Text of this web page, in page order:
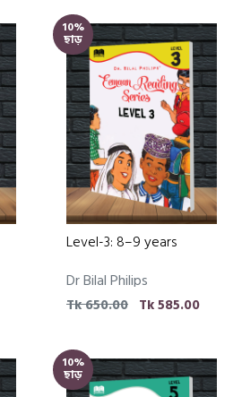
10%
ছাড়
Level-3: 8–9 years
Dr Bilal Philips
Tk 650.00 Tk 585.00
10%
ছাড়